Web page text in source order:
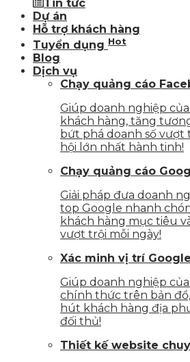
Tin tức
Dự án
Hỗ trợ khách hàng
Tuyển dụng Hot
Blog
Dịch vụ
Chạy quảng cáo
Giúp doanh nghiệp
khách hàng, tăng
bứt phá doanh số vượt
hội lớn nhất hành tinh!
Chạy quảng cáo
Giải pháp đưa doanh
top Google nhanh
khách hàng mục tiêu
vượt trội mỗi ngày!
Xác minh vị trí
Giúp doanh nghiệp
chính thức trên bản
hút khách hàng địa
đối thủ!
Thiết kế website